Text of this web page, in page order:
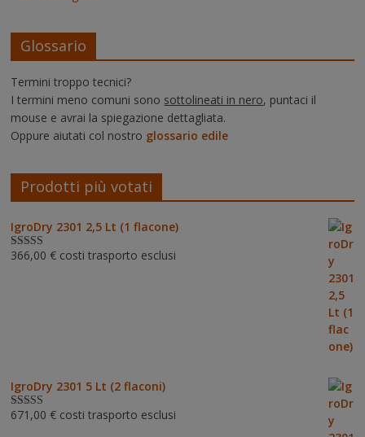
Glossario
Termini troppo tecnici?
I termini meno comuni sono sottolineati in nero, puntaci il
mouse e avrai la spiegazione dettagliata.
Oppure aiutati col nostro glossario edile
Prodotti più votati
IgroDry 2301 2,5 Lt (1 flacone)
Valutato5.00
366,00 € costi trasporto esclusi
IgroDry 2301 5 Lt (2 flaconi)
Valutato5.00
671,00 € costi trasporto esclusi